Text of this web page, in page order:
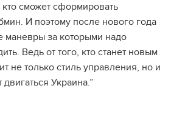
кто сможет сформировать
И поэтому после нового года
маневры за которыми надо
Ведь от того, кто станет новым
не только стиль управления, но и
двигаться Украина.”